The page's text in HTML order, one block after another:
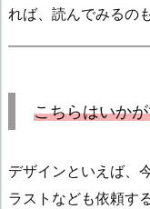
れば、読んでみるの
こちらはいか
デザインといえば、
ラストなども依頼す